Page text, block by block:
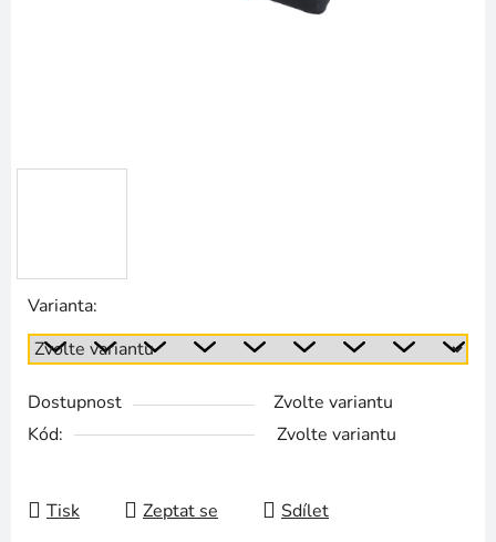
Varianta:
Dostupnost
Zvolte variantu
Kód:
Zvolte variantu
Tisk Zeptat se Sdílet